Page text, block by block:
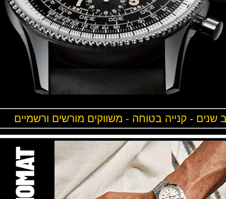
- קנייה בטוחה - משווקים מורשים ורשמיים